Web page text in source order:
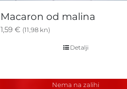
Macaron od malina
1,59 € (11,98 kn)
Detalji
Nema na zalihi